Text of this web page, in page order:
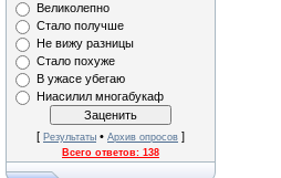
Великолепно
Стало получше
Не вижу разницы
Стало похуже
В ужасе убегаю
Ниасилил многабукаф
[ Результаты • Архив опросов ]
Всего ответов: 138